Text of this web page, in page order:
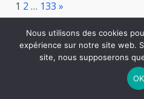
Page:
1 2 … 133 Next
»
Nous utilisons des cookies
expérience sur notre site web.
site, nous supposerons
OK